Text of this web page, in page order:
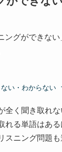
ングができな
い・わからない
全く聞き取れな
れる単語はあ
スニング問題